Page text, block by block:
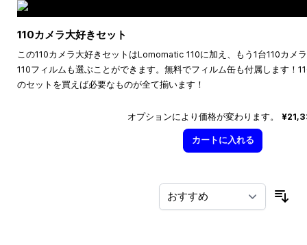
110カメラ大好きセット
この110カメラ大好きセットはLomomatic 110に加え、もう1台110カメ
110フィルムも選ぶことができます。無料でフィルム缶も付属します！
のセットを買えば必要なものが全て揃います！
オプションにより価格が変わります。
カートに入れる